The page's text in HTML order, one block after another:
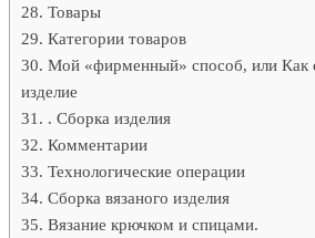
Товары
Категории товаров
Мой «фирменный» способ, или Как
изделие
. Сборка изделия
Комментарии
Технологические операции
Сборка вязаного изделия
Вязание крючком и спицами.